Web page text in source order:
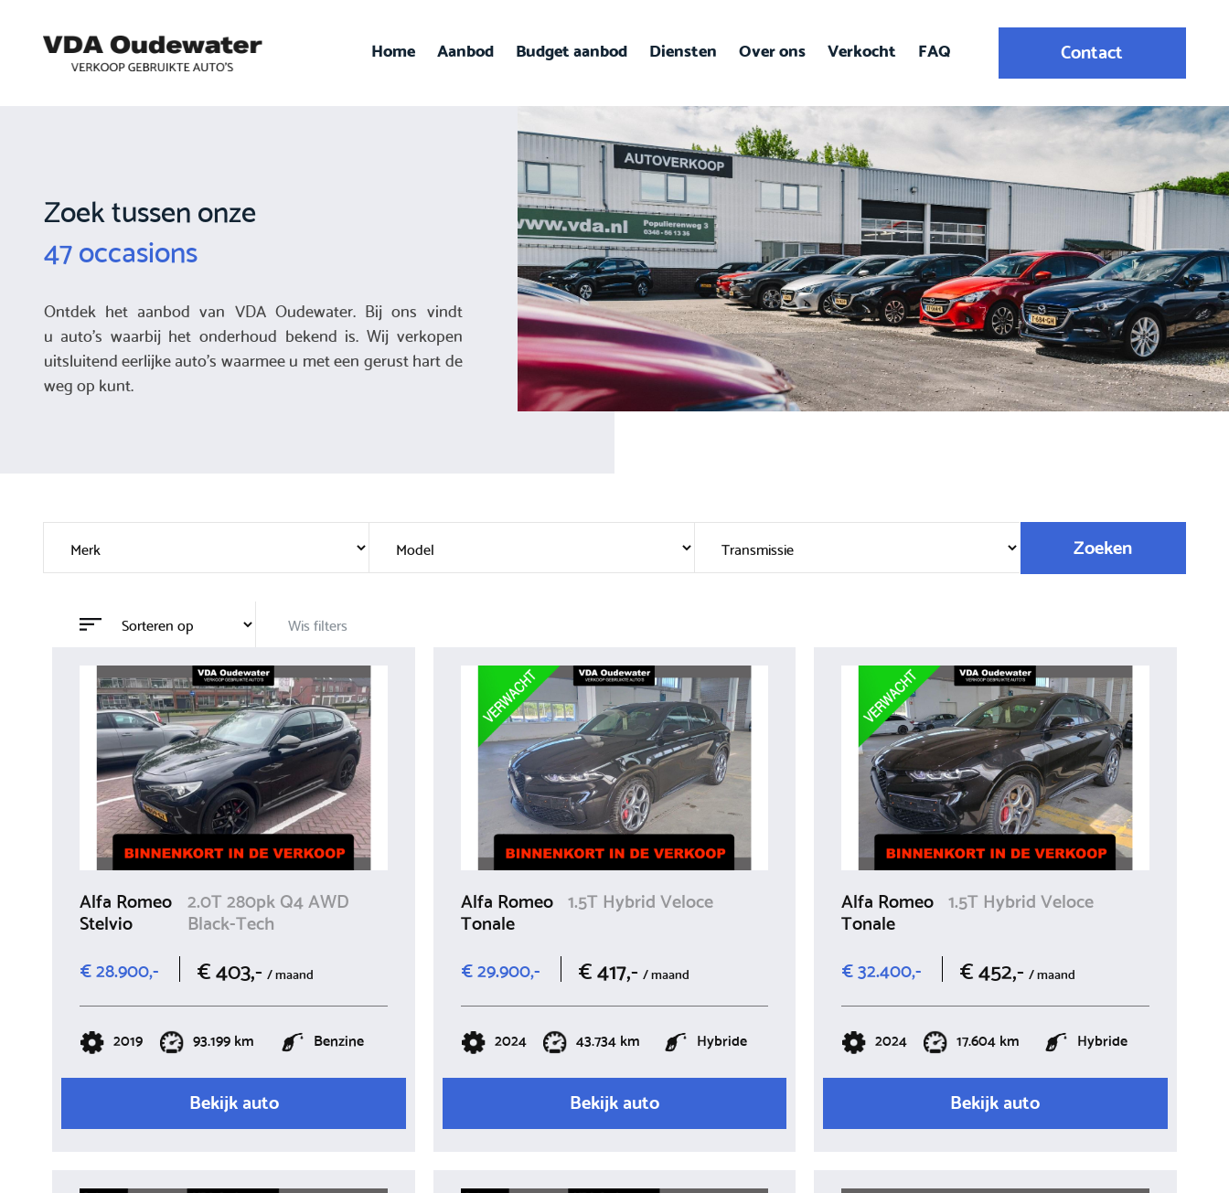
Home Aanbod Budget aanbod Diensten Over ons Verkocht FAQ Contact
Zoek tussen onze
47 occasions
Ontdek het aanbod van VDA Oudewater. Bij ons vindt
u auto's waarbij het onderhoud bekend is. Wij verkopen
uitsluitend eerlijke auto's waarmee u met een gerust hart de
weg op kunt.
Zoeken
Wis filters
Alfa Romeo
Stelvio
2.0T 280pk Q4 AWD
Black-Tech
€ 28.900,-
€ 403,-/ maand
2019 93.199 km Benzine
Bekijk auto
Alfa Romeo
Tonale
1.5T Hybrid Veloce
€ 29.900,- € 417,- / maand
2024 43.734 km Hybride
Bekijk auto
Alfa Romeo
Tonale
1.5T Hybrid Veloce
€ 32.400,- € 452,-/ maand
2024 17.604 km Hybride
Bekijk auto